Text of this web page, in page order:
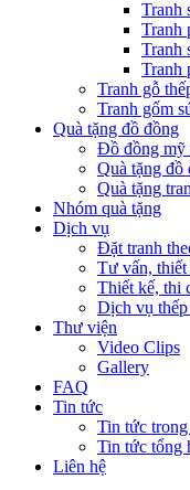
Tranh
Tranh
Tranh
Tranh
Tranh gỗ
Tranh gốm
Quà tặng đồ đồng
Đồ đồng mỹ
Quà tặng đồ
Quà tặng
Nhóm quà tặng
Dịch vụ
Đặt tranh
Tư vấn, thiết
Thiết kế, thi
Dịch vụ
Thư viện
Video Clips
Gallery
FAQ
Tin tức
Tin tức trong
Tin tức tổng
Liên hệ